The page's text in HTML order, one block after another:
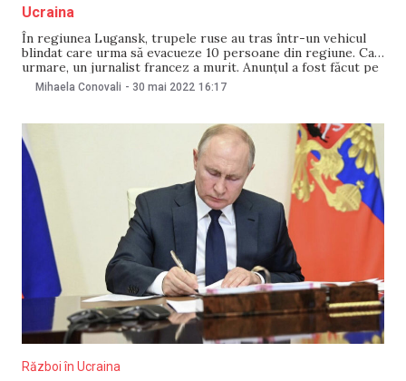
Ucraina
În regiunea Lugansk, trupele ruse au tras într-un vehicul
blindat care urma să evacueze 10 persoane din regiune. Ca
urmare, un jurnalist francez a murit. Anunțul a fost făcut pe
30 mai, de șeful administrației militare din Lugansk, Serghei
Mihaela Conovali - 30 mai 2022 16:17
Război în Ucraina